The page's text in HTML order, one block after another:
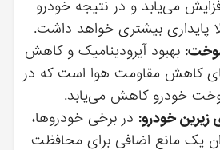
می‌یابد و در نتیجه خودرو
پایداری بیشتری خواهد داشت.
بهبود آیرودینامیک و کاهش
کاهش مقاومت هوا است که در
خودرو کاهش می‌یابد.
زیرین خودرو: در برخی خودروها،
یک مانع اضافی برای محافظت